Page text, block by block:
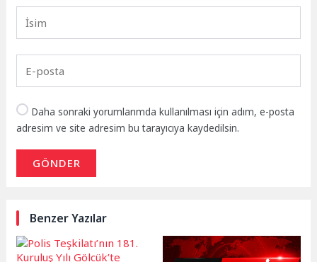
Daha sonraki yorumlarımda kullanılması için adım, e-posta
adresim ve site adresim bu tarayıcıya kaydedilsin.
GÖNDER
Benzer Yazılar